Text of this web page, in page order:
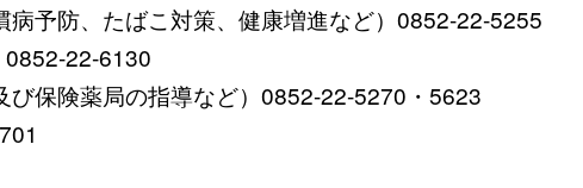
予防、たばこ対策、健康増進など）0852-22-5255
0852-22-6130
び保険薬局の指導など）0852-22-5270・5623